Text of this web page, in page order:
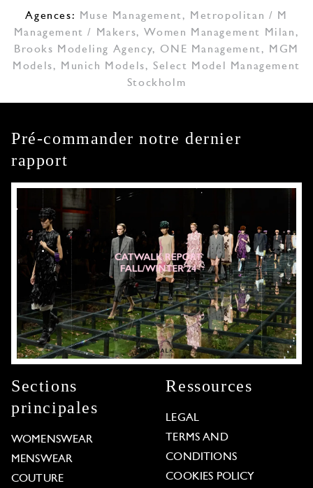
Agences: Muse Management ,
Metropolitan / M
Management / Makers,Women Management Milan ,
Brooks Modeling Agency,ONE Management ,
MGM
Models, Munich Models, Select Model Management
Stockholm
Pré-commander notre dernier
rapport
Sections
principales
WOMENSWEAR
MENSWEAR
COUTURE
Ressources
LEGAL
TERMS AND
CONDITIONS
COOKIES POLICY